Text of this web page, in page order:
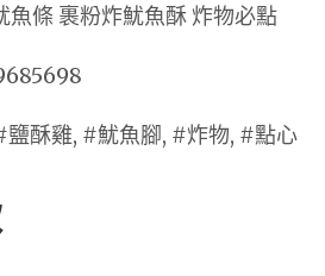
魚條 裹粉炸魷魚酥 炸物必點
酥雞, #魷魚腳, #炸物, #點心